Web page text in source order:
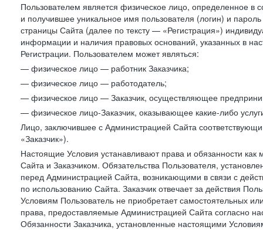
Пользователем является физическое лицо, определенное в
и получившее уникальное имя пользователя (логин) и
страницы Сайта (далее по тексту — «Регистрация»)
информации и наличия правовых оснований, указанных в
Регистрации. Пользователем может являться:
— физическое лицо — работник Заказчика;
— физическое лицо — работодатель;
— физическое лицо — Заказчик, осуществляющее
— физическое лицо-Заказчик, оказывающее какие-либо
Лицо, заключившее с Администрацией Сайта
«Заказчик»).
Настоящие Условия устанавливают права и обязанности
Сайта и Заказчиком. Обязательства Пользователя,
перед Администрацией Сайта, возникающими в связи с
по использованию Сайта. Заказчик отвечает за действия
Условиям Пользователь не приобретает самостоятельных
права, предоставляемые Администрацией Сайта согласно
Обязанности Заказчика, установленные настоящими